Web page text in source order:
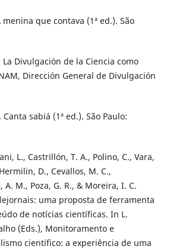
que contava (1ª ed.). São
La Divulgación de la Ciencia como
Dirección General de Divulgación
sabiá (1ª ed.). São Paulo:
L., Castrillón, T. A., Polino, C., Vara,
D., Cevallos, M. C.,
A. M., Poza, G. R., & Moreira, I. C.
uma proposta de ferramenta
de notícias científicas. In L.
(Eds.), Monitoramento e
científico: a experiência de uma